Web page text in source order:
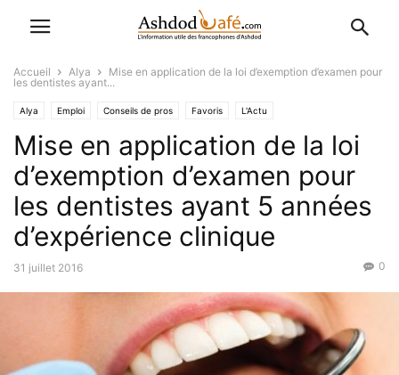
Accueil Alya
Mise en application de la loi d’exemption d’examen pour
les dentistes ayant...
Alya Emploi Conseils de pros Favoris L'Actu
Mise en application de la loi
d’exemption d’examen pour
les dentistes ayant 5 années
d’expérience clinique
31 juillet 2016 0